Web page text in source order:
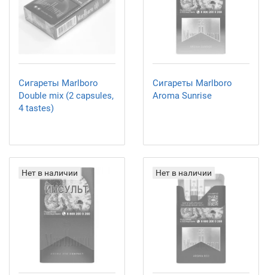
Сигареты Marlboro
Double mix (2 capsules,
4 tastes)
Сигареты Marlboro
Aroma Sunrise
Нет в наличии Нет в наличии